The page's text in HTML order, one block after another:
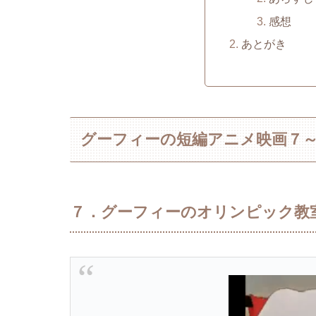
感想
あとがき
グーフィーの短編アニメ映画７
７．グーフィーのオリンピック教